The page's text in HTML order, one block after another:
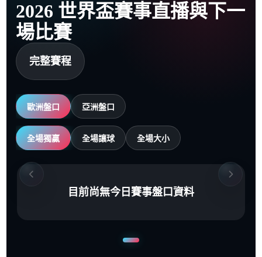
2026 世界盃賽事直播與下一
場比賽
完整賽程
歐洲盤口 亞洲盤口
全場獨贏 全場讓球 全場大小
目前尚無今日賽事盤口資料